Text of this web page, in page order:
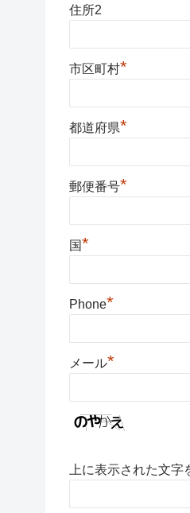
住所2
市区町村*
都道府県*
郵便番号*
国*
Phone*
メール*
上に表示された文字